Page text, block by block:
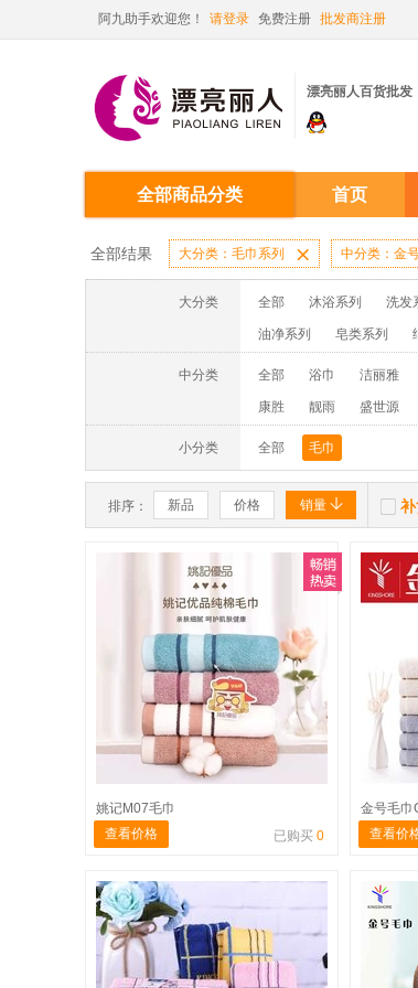
阿九助手欢迎您！ 请登录 免费注册 批发商注册
漂亮丽人百货批发
全部商品分类 首页
全部结果 大分类：毛巾系列  中分类：金
大分类 全部 沐浴系列 洗发
油净系列 皂类系列
消毒液系列 洗面奶系列
蚊香液/蚊香片/器系列
中分类 全部 浴巾 洁丽雅
康胜 靓雨 盛世源
德中道
小分类 全部 毛巾
排序： 新品 价格 销量  
姚记M07毛巾
查看价格
已购买 0
金号毛巾
查看价